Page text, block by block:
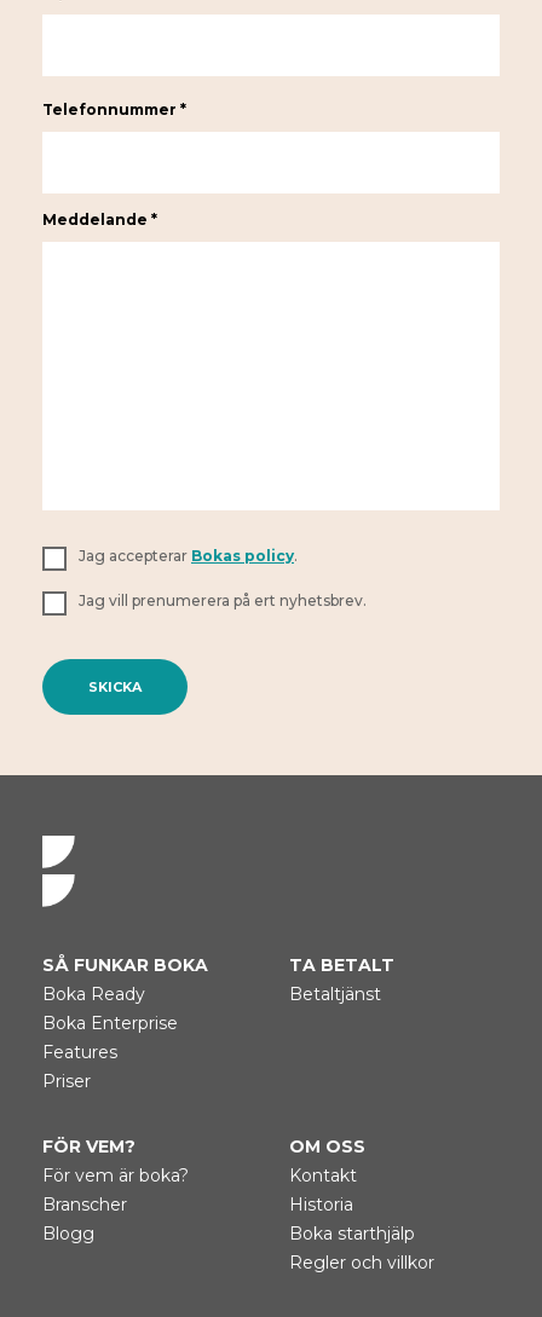
Telefonnummer *
Meddelande *
Jag accepterar Bokas policy.
Jag vill prenumerera på ert nyhetsbrev.
t
r
v
e
:
SÅ FUNKAR BOKA
Boka Ready
Boka Enterprise
Features
Priser
TA BETALT
Betaltjänst
FÖR VEM?
För vem är boka?
Branscher
Blogg
OM OSS
Kontakt
Historia
Boka starthjälp
Regler och villkor